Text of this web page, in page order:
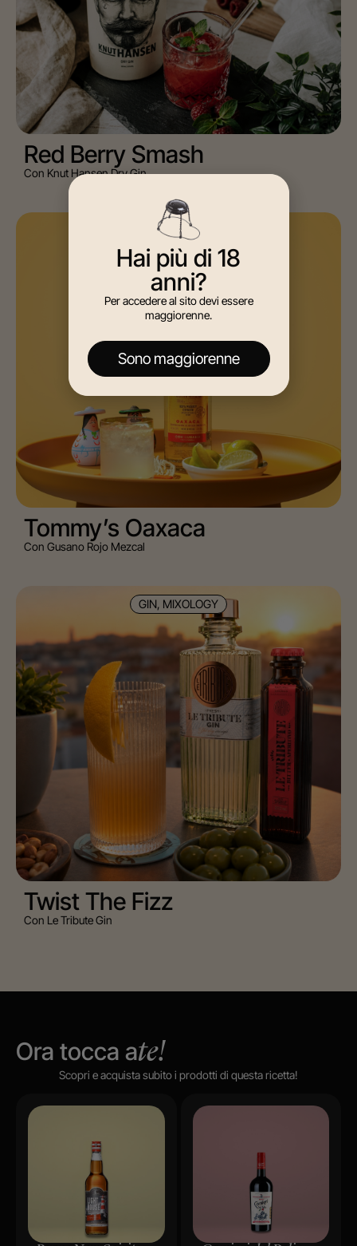
Red Berry Smash
Con Knut Hansen Dry Gin
AGAVE, MIXOLOGY
Tommy’s Oaxaca
Con Gusano Rojo Mezcal
GIN, MIXOLOGY
Twist The Fizz
Con Le Tribute Gin
Ora tocca ate!
Scopri e acquista subito i prodotti di questa ricetta!
Hai più di 18
anni?
Per accedere al sito devi essere
maggiorenne.
Sono maggiorenne